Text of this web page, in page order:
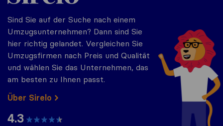
Sind Sie auf der Suche nach einem
Umzugsunternehmen? Dann sind Sie
hier richtig gelandet. Vergleichen Sie
Umzugsfirmen nach Preis und Qualität
und wählen Sie das Unternehmen, das
am besten zu Ihnen passt.
Über Sirelo
4.3